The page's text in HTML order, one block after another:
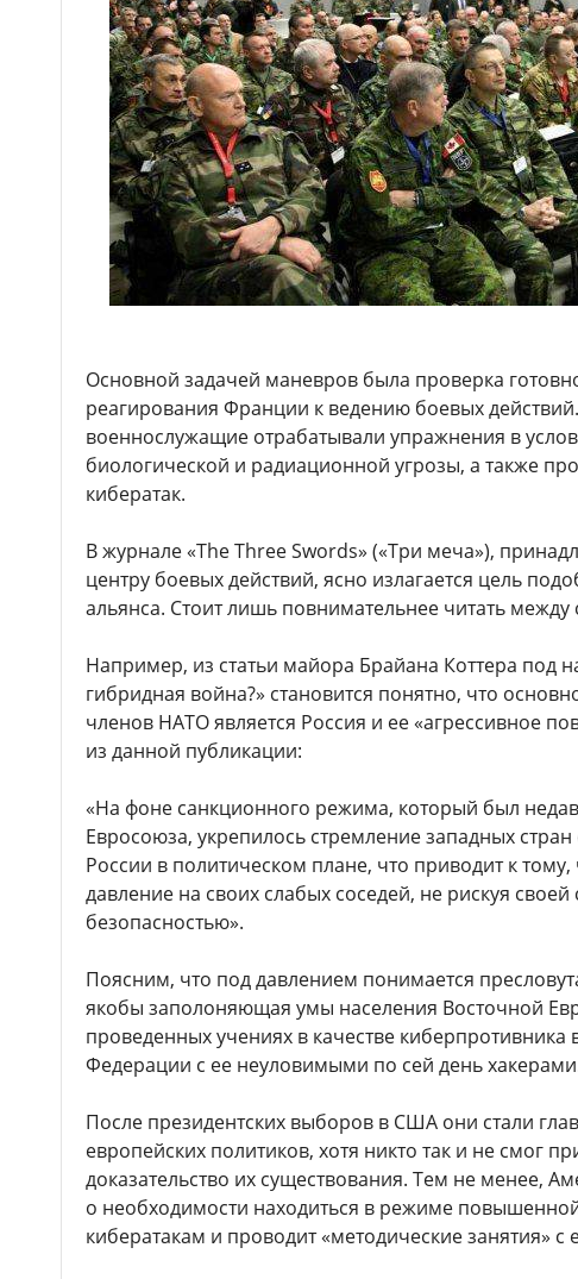
Основной задачей маневров была проверка
реагирования Франции к ведению боевых
военнослужащие отрабатывали упражнения в
биологической и радиационной угрозы, а также
кибератак.
В журнале «The Three Swords» («Три меча»),
центру боевых действий, ясно излагается цель
альянса. Стоит лишь повнимательнее читать между
Например, из статьи майора Брайана Коттера под
гибридная война?» становится понятно, что
членов НАТО является Россия и ее «агрессивное
из данной публикации:
«На фоне санкционного режима, который был
Евросоюза, укрепилось стремление западных
России в политическом плане, что приводит к
давление на своих слабых соседей, не рискуя своей
безопасностью».
Поясним, что под давлением понимается
якобы заполоняющая умы населения Восточной
проведенных учениях в качестве киберпротивника
Федерации с ее неуловимыми по сей день
После президентских выборов в США они стали
европейских политиков, хотя никто так и не смог
доказательство их существования. Тем не менее,
о необходимости находиться в режиме
кибератакам и проводит «методические занятия»